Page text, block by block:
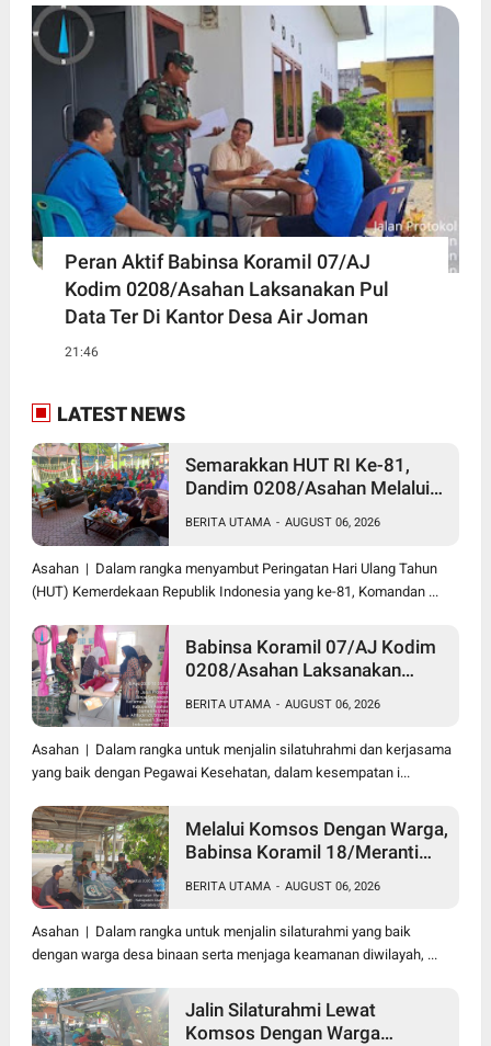
Peran Aktif Babinsa Koramil 07/AJ
Kodim 0208/Asahan Laksanakan Pul
Data Ter Di Kantor Desa Air Joman
21:46
LATEST NEWS
Semarakkan HUT RI Ke-81,
Dandim 0208/Asahan Melalui
Darah di Kantor Kemenag
Asahan
BERITA UTAMA - AUGUST 06, 2026
Asahan | Dalam rangka menyambut Peringatan Hari Ulang Tahun
(HUT) Kemerdekaan Republik Indonesia yang ke-81, Komandan ...
Babinsa Koramil 07/AJ Kodim
0208/Asahan Laksanakan
Pegawai Kesehatan Di
Puskesmas
BERITA UTAMA - AUGUST 06, 2026
Asahan | Dalam rangka untuk menjalin silatuhrahmi dan kerjasama
yang baik dengan Pegawai Kesehatan, dalam kesempatan i...
Melalui Komsos Dengan Warga,
Babinsa Koramil 18/Meranti
Jaga ebersihan Dan Kamtibmas
BERITA UTAMA - AUGUST 06, 2026
Asahan | Dalam rangka untuk menjalin silaturahmi yang baik
dengan warga desa binaan serta menjaga keamanan diwilayah, ...
Jalin Silaturahmi Lewat
Komsos Dengan Warga